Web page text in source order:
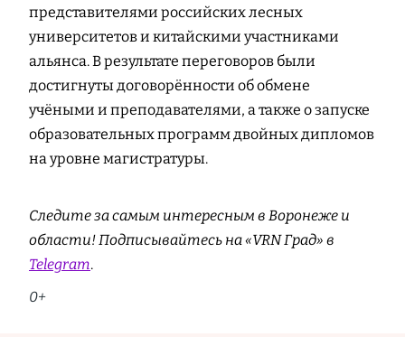
представителями российских лесных
университетов и китайскими участниками
альянса. В результате переговоров были
достигнуты договорённости об обмене
учёными и преподавателями, а также о запуске
образовательных программ двойных дипломов
на уровне магистратуры.
Следите за самым интересным в Воронеже и
области! Подписывайтесь на «VRN Град» в
Telegram.
0+